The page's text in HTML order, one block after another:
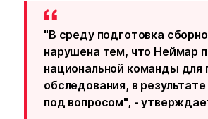
"В среду подготовка
нарушена тем, что Неймар
национальной команды
обследования, в
под вопросом", -